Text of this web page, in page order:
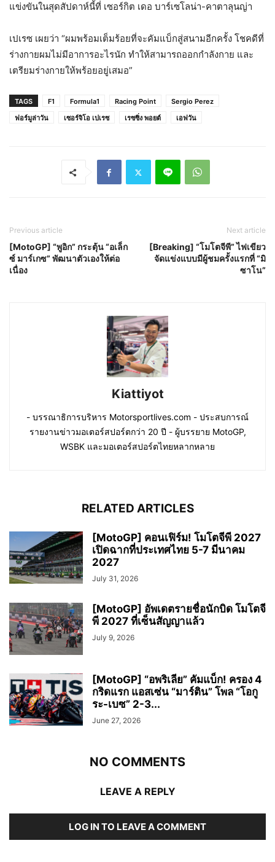
แข่งขันในสุดสัปดาห์นี้ที่ เซอร์กิต เดอ บาร์เซโลน่า-คาตาลุนญ่า
เปเรซ เผยว่า “ผมพร้อมเต็มร้อยที่จะคัมแบ็กสู่สนามอีกครั้ง โชคดีที่
ร่างกายผมไม่มีอาการอะไรนัก ทำให้สามารถออกกำลังกาย และ
เตรียมร่างกายให้พร้อยอยู่เสมอ”
TAGS F1 Formula1 Racing Point
Sergio Perez
ฟอร์มูล่าวัน
เซอร์จิโอ เปเรซ เรซซิ่ง พอยต์ เอฟวัน
Previous article
[MotoGP] “พูอิก” กระตุ้น “อเล็ก
ซ์ มาร์เกซ” พัฒนาตัวเองให้ต่อ
เนื่อง
Next article
[Breaking] “โมโตจีพี” ไฟเขียว
จัดแข่งแบบมีผู้ชมครั้งแรกที่ “มิ
ซาโน”
Kiattiyot
- บรรณาธิการบริหาร Motorsportlives.com - ประสบการณ์
รายงานข่าวมอเตอร์สปอร์ตกว่า 20 ปี - ผู้บรรยาย MotoGP,
WSBK และมอเตอร์สปอร์ตไทยหลากหลาย
RELATED ARTICLES
[MotoGP] คอนเฟิร์ม! โมโตจีพี 2027
เปิดฉากที่ประเทศไทย 5-7 มีนาคม
2027
July 31, 2026
[MotoGP] อัพเดตรายชื่อนักบิด โมโตจี
พี 2027 ที่เซ็นสัญญาแล้ว
July 9, 2026
[MotoGP] “อพริเลีย” คัมแบ็ก! ครอง 4
กริดแรก แอสเซ่น “มาร์ติน” โพล “โอกู
ระ-เบซ” 2-3...
June 27, 2026
NO COMMENTS
LEAVE A REPLY
LOG IN TO LEAVE A COMMENT